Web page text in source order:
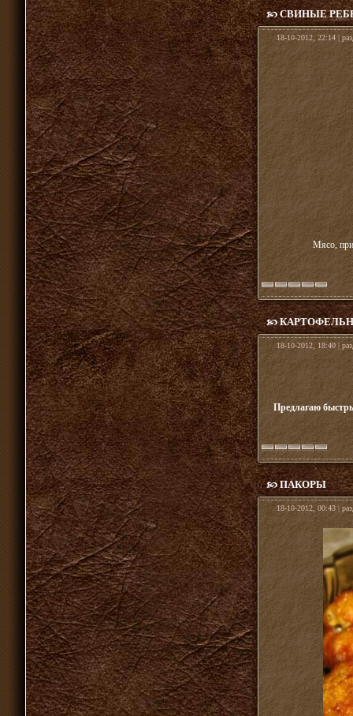
СВИНЫЕ
18-10-2012, 22:14 |
Мясо,
18-10-2012, 18:40 |
Предлагаю
ПАКОРЫ
18-10-2012, 00:43 |